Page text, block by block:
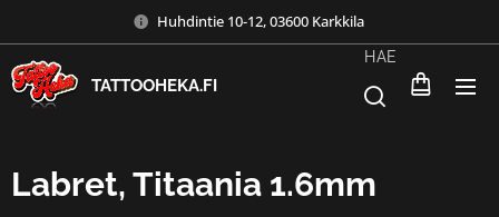
Huhdintie 10-12, 03600 Karkkila
TATTOOHEKA.FI
HAE
Labret, Titaania 1.6mm